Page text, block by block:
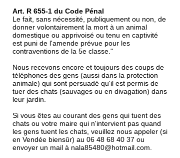
Art. R 655-1 du Code Pénal
Le fait, sans nécessité, publiquement ou non, de
donner volontairement la mort à un animal
domestique ou apprivoisé ou tenu en captivité
est puni de l'amende prévue pour les
contraventions de la 5e classe."
Nous recevons encore et toujours des coups de
téléphones des gens (aussi dans la protection
animale) qui sont persuadé qu'il est permis de
tuer des chats (sauvages ou en divagation) dans
leur jardin.
Si vous êtes au courant des gens qui tuent des
chats ou votre maire qui n'intervient pas quand
les gens tuent les chats, veuillez nous appeler (si
en Vendée biensûr) au 06 48 68 40 37 ou
envoyer un mail à nala85480@hotmail.com.